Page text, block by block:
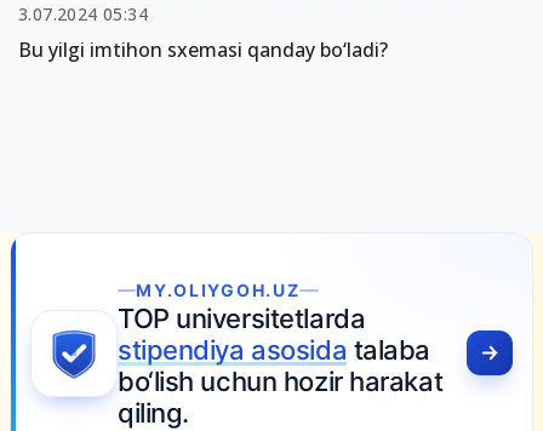
3.07.2024 05:34
Bu yilgi imtihon sxemasi qanday bo‘ladi?
MY.OLIYGOH.UZ
TOP universitetlarda
stipendiya asosida talaba
bo‘lish uchun hozir harakat
qiling.